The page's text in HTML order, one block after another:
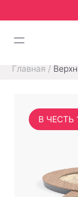
Главная /
В ЧЕСТЬ